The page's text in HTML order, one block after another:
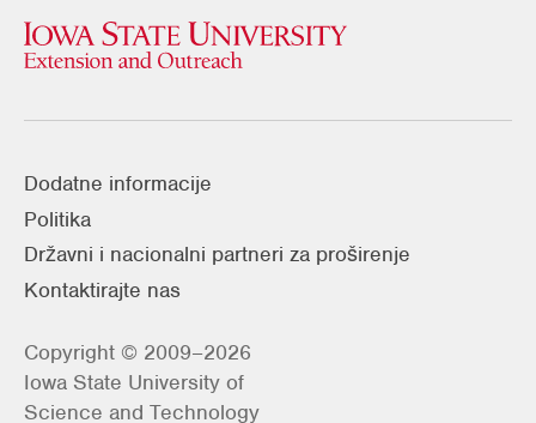
Dodatne informacije
Politika
Državni i nacionalni partneri za proširenje
Kontaktirajte nas
Copyright © 2009–2026
Iowa State University of
Science and Technology